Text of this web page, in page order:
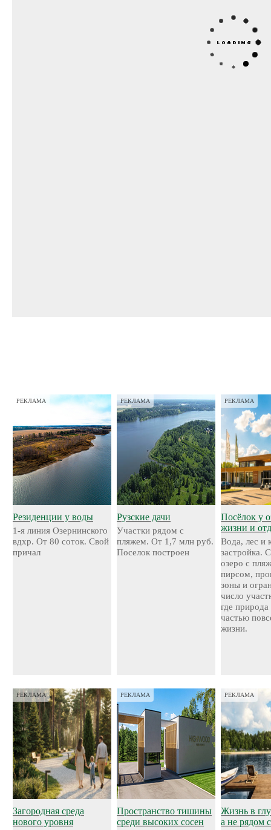
РЕКЛАМА
Резиденции у воды
1-я линия Озернинского
вдхр. От 80 соток. Свой
причал
РЕКЛАМА
Рузские дачи
Участки рядом с
пляжем. От 1,7 млн руб.
Поселок построен
РЕКЛАМА
Посёлок у
жизни и
Вода, лес и
застройка.
озеро с
пирсом,
зоны и
число
где природа
частью
жизни.
РЕКЛАМА
Загородная среда
нового уровня
РЕКЛАМА
Пространство тишины
среди высоких сосен
РЕКЛАМА
Жизнь в
а не рядом